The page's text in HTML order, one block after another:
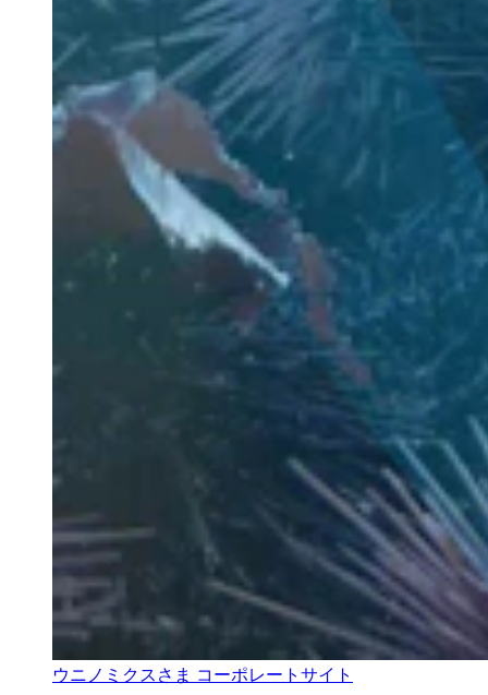
ウニノミクスさま コーポレートサイト